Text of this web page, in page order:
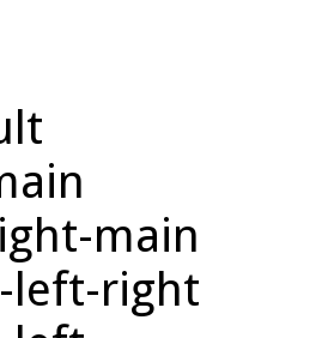
main
left-right